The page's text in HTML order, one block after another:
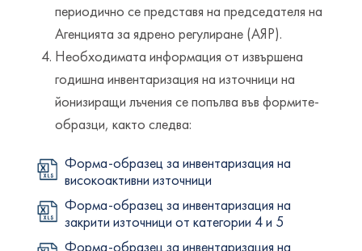
периодично се представя на председателя на
Агенцията за ядрено регулиране (АЯР).
Необходимата информация от извършена
годишна инвентаризация на източници на
йонизиращи лъчения се попълва във формите-
образци, както следва:
Форма-образец за инвентаризация на
високоактивни източници
Форма-образец за инвентаризация на
закрити източници от категории 4 и 5
Форма-образец за инвентаризация на